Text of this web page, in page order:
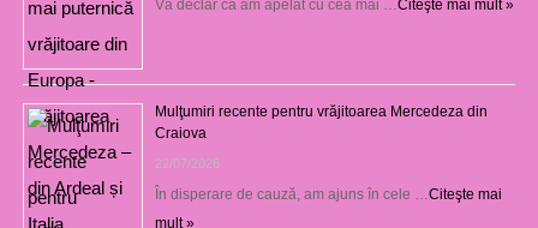
Vă declar că am apelat cu cea mai … Citeşte mai mult »
Mulţumiri recente pentru vrăjitoarea Mercedeza din
Craiova
22/07/2026
În disperare de cauză, am ajuns în cele … Citeşte mai
mult »